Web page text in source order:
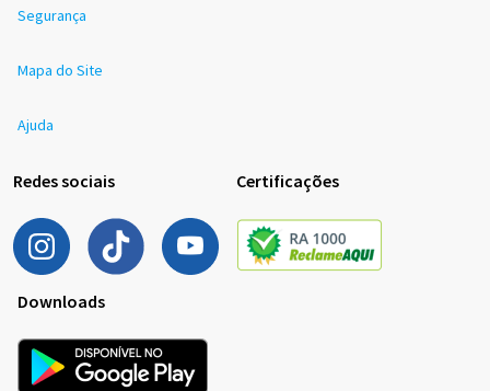
Segurança
Mapa do Site
Ajuda
Redes sociais Certificações
Downloads